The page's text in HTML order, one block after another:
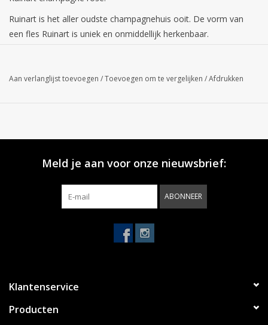
Ruinart is het aller oudste champagnehuis ooit. De vorm van
een fles Ruinart is uniek en onmiddellijk herkenbaar.
Aan verlanglijst toevoegen /Toevoegen om te vergelijken /Afdrukken
Meld je aan voor onze nieuwsbrief:
ABONNEER
Klantenservice
Producten